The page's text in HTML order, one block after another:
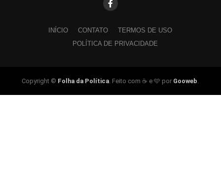
INÍCIO CONTATO
TERMOS DE USO
POLÍTICA DE PRIVACIDADE
Copyright © Folha da Política . Feito com ☕ e 🩵 por Gooweb